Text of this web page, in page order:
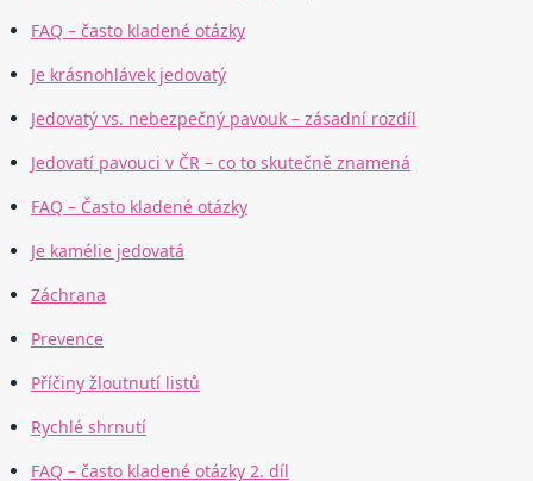
FAQ – často kladené otázky
Je krásnohlávek jedovatý
Jedovatý vs. nebezpečný pavouk – zásadní rozdíl
Jedovatí pavouci v ČR – co to skutečně znamená
FAQ – Často kladené otázky
Je kamélie jedovatá
Záchrana
Prevence
Příčiny žloutnutí listů
Rychlé shrnutí
FAQ – často kladené otázky 2. díl